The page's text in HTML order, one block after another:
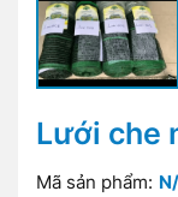
Lưới che
Mã sản phẩm: